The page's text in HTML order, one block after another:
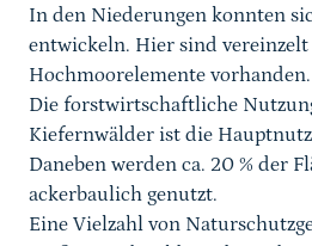
In den Niederungen konnten
entwickeln. Hier sind
Hochmoorelemente vorhanden.
Die forstwirtschaftliche
Kiefernwälder ist die
Daneben werden ca. 20 % der
ackerbaulich genutzt.
Eine Vielzahl von